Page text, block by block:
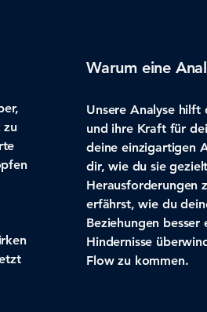
zu
Warum eine
Unsere Analyse hilft
und ihre Kraft für
deine einzigartigen
dir, wie du sie
Herausforderungen
erfährst, wie du
Beziehungen
Hindernisse
Flow zu kommen.